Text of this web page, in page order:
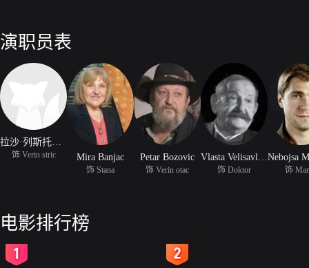
演职员表
拉沙·列斯托夫斯基
饰 Verin stric Mira Banjac
饰 Stana
Petar Bozovic
饰 Verin otac
Vlasta Velisavljevic
饰 Doktor 饰
电影排行榜